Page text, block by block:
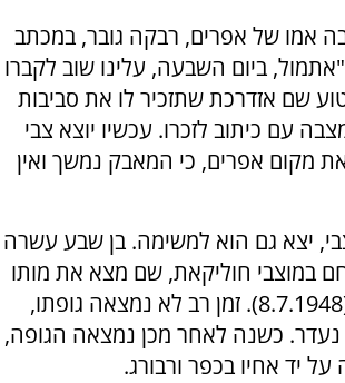
אמו של אפרים, רבקה גובר, במכתב
ביום השבעה, עלינו שוב לקברו
שם אזדרכת שתזכיר לו את סביבות
עם כיתוב לזכרו. עכשיו יוצא צבי
מקום אפרים, כי המאבק נמשך ואין
יצא גם הוא למשימה. בן שבע עשרה
במוצבי חוליקאת, שם מצא את מותו
בא' בתמוז תש"ח (8.7.1948). זמן רב לא נמצאה גופתו,
נעדר. כשנה לאחר מכן נמצאה הגופה,
יד אחיו בכפר ורבורג.